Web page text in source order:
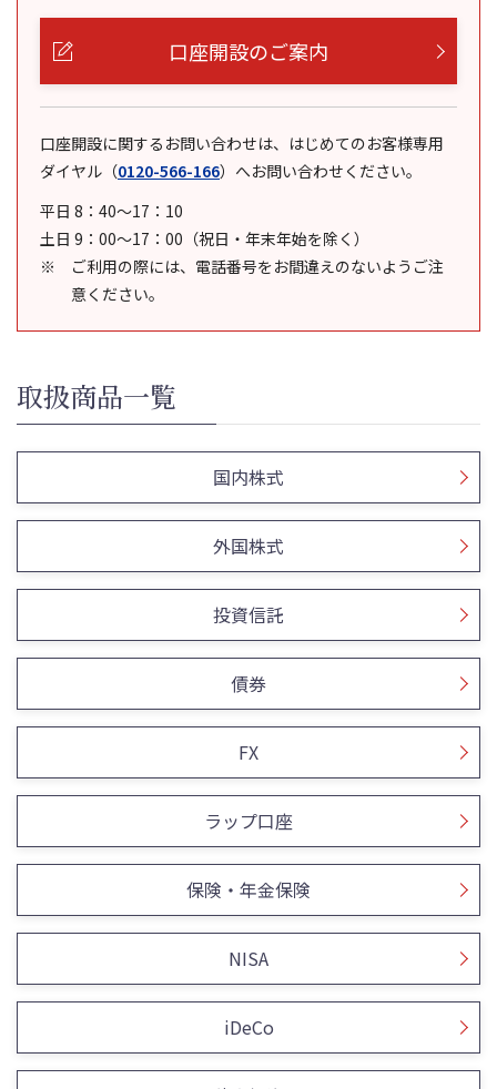
口座開設のご案内
口座開設に関するお問い合わせは、はじめてのお客様専用
ダイヤル （0120-566-166） へお問い合わせください。
平日 8：40～17：10
土日 9：00～17：00（祝日・年末年始を除く）
ご利用の際には、電話番号をお間違えのないようご注
意ください。
取扱商品一覧
国内株式
外国株式
投資信託
債券
FX
ラップ口座
保険・年金保険
NISA
iDeCo